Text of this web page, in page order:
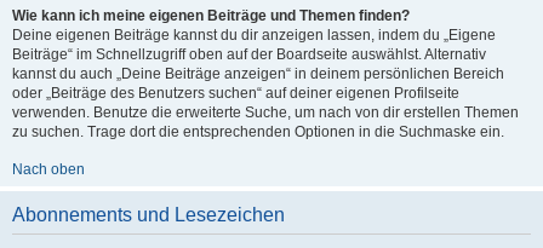
Wie kann ich meine eigenen Beiträge und Themen finden?
Deine eigenen Beiträge kannst du dir anzeigen lassen, indem du „Eigene
Beiträge“ im Schnellzugriff oben auf der Boardseite auswählst. Alternativ
kannst du auch „Deine Beiträge anzeigen“ in deinem persönlichen Bereich
oder „Beiträge des Benutzers suchen“ auf deiner eigenen Profilseite
verwenden. Benutze die erweiterte Suche, um nach von dir erstellen Themen
zu suchen. Trage dort die entsprechenden Optionen in die Suchmaske ein.
Nach oben
Abonnements und Lesezeichen